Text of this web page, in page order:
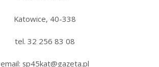
Katowice, 40-338
tel. 32 256 83 08‬
email: sp45kat@gazeta.pl